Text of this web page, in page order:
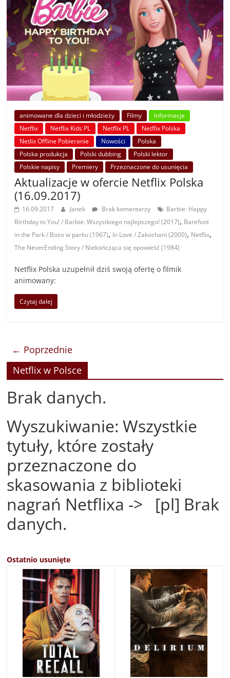
animowane dla dzieci i młodzieży Filmy
Informacje
Netflix
Netflix Kids PL Netflix PL
Netflix Polska
Netlix Offline Pobieranie
Nowości
Polska
Polska produkcja
Polski dubbing
Polski lektor
Polskie napisy
Premiery Przeznaczone do usunięcia
Aktualizacje w ofercie Netflix Polska
(16.09.2017)
16.09.2017 Janek Brak komentarzy
Barbie: Happy
Birthday to You! / Barbie: Wszystkiego najlepszego! (2017), Barefoot
in the Park / Boso w parku (1967), In Love / Zakochani (2000), Netflix,
The NeverEnding Story / Niekończąca się opowieść (1984)
Netflix Polska uzupełnił dziś swoją ofertę o filmik
animowany:
Czytaj dalej
← Poprzednie
Netflix w Polsce
Brak danych.
Wyszukiwanie: Wszystkie
tytuły, które zostały
przeznaczone do
skasowania z biblioteki
nagrań Netflixa -> [pl] Brak
danych.
Ostatnio usunięte